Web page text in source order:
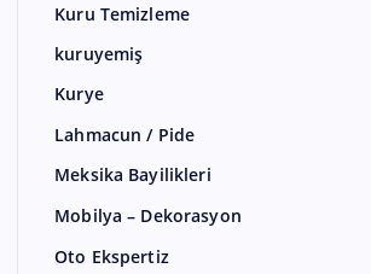
Kuru Temizleme
kuruyemiş
Kurye
Lahmacun / Pide
Meksika Bayilikleri
Mobilya – Dekorasyon
Oto Ekspertiz